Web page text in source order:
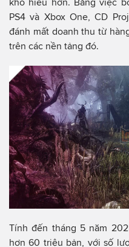
PS4 và Xbox One, CD
đánh mất doanh thu từ
trên các nền tảng đó.
Tính đến tháng 5 năm
hơn 60 triệu bản, với số